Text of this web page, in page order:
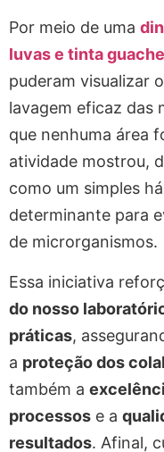
Por meio de uma
luvas e tinta guache
puderam visualizar
lavagem eficaz das
que nenhuma área
atividade mostrou,
como um simples
determinante para
de microrganismos.
Essa iniciativa
do nosso
práticas,
a proteção dos
também a
processos e a
resultados. Afinal,